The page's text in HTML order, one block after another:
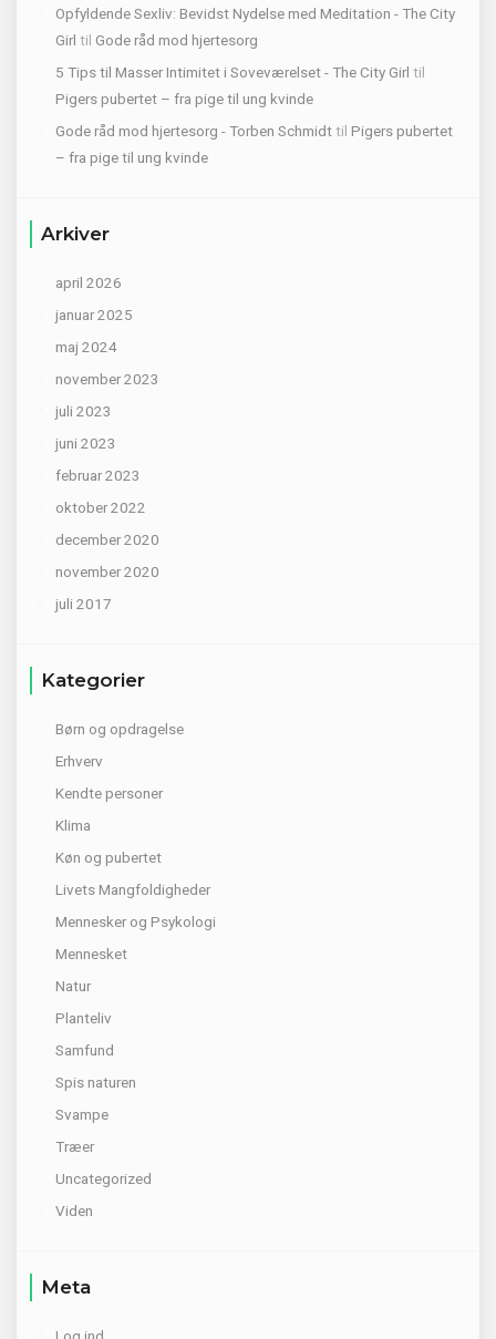
Opfyldende Sexliv: Bevidst Nydelse med Meditation - The City
Girl til Gode råd mod hjertesorg
5 Tips til Masser Intimitet i Soveværelset - The City Girl til
Pigers pubertet – fra pige til ung kvinde
Gode råd mod hjertesorg - Torben Schmidttil Pigers pubertet
– fra pige til ung kvinde
Arkiver
april 2026
januar 2025
maj 2024
november 2023
juli 2023
juni 2023
februar 2023
oktober 2022
december 2020
november 2020
juli 2017
Kategorier
Børn og opdragelse
Erhverv
Kendte personer
Klima
Køn og pubertet
Livets Mangfoldigheder
Mennesker og Psykologi
Mennesket
Natur
Planteliv
Samfund
Spis naturen
Svampe
Træer
Uncategorized
Viden
Meta